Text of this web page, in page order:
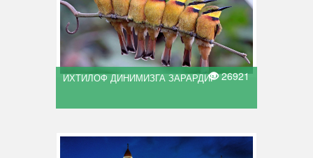
ИХТИЛОФ ДИНИМИЗГА ЗАРАРДИР26921